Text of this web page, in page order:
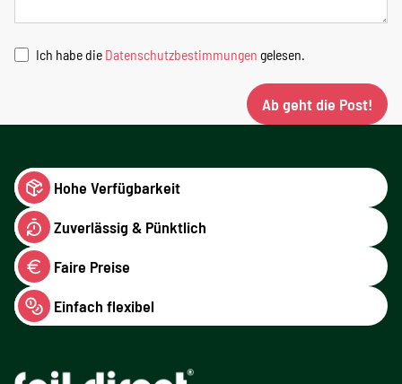
Ich habe die Datenschutzbestimmungen gelesen.
Ab geht die Post!
Hohe Verfügbarkeit
Zuverlässig & Pünktlich
Faire Preise
Einfach flexibel